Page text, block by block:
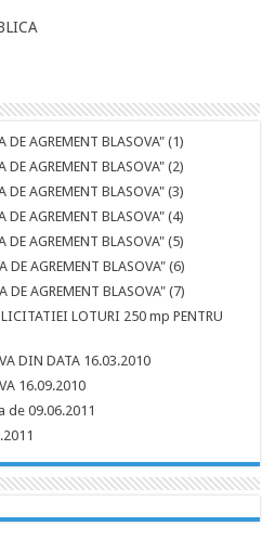
AGREMENT BLASOVA" (1)
AGREMENT BLASOVA" (2)
AGREMENT BLASOVA" (3)
AGREMENT BLASOVA" (4)
AGREMENT BLASOVA" (5)
AGREMENT BLASOVA" (6)
AGREMENT BLASOVA" (7)
LOTURI 250 mp PENTRU
DIN DATA 16.03.2010
16.09.2010
de 09.06.2011